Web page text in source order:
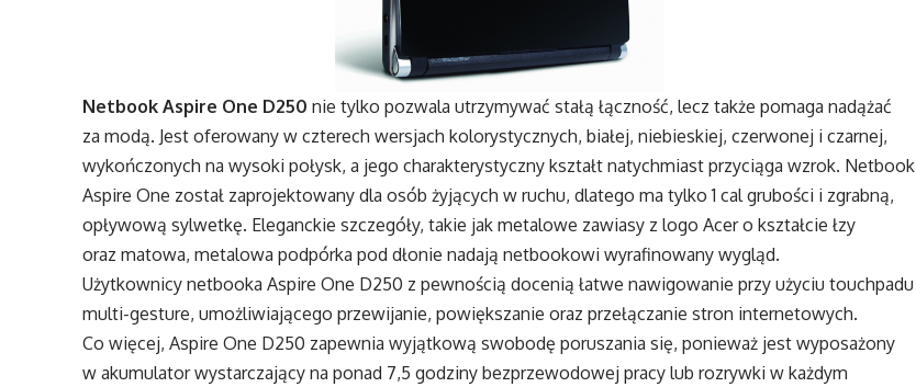
Netbook Aspire One D250 nie tylko pozwala utrzymywać stałą łączność, lecz także pomaga nadążać
za modą. Jest oferowany w czterech wersjach kolorystycznych, białej, niebieskiej, czerwonej i czarnej,
wykończonych na wysoki połysk, a jego charakterystyczny kształt natychmiast przyciąga wzrok. Netbook
Aspire One został zaprojektowany dla osób żyjących w ruchu, dlatego ma tylko 1 cal grubości i zgrabną,
opływową sylwetkę. Eleganckie szczegóły, takie jak metalowe zawiasy z logo Acer o kształcie łzy
oraz matowa, metalowa podpórka pod dłonie nadają netbookowi wyrafinowany wygląd.
Użytkownicy netbooka Aspire One D250 z pewnością docenią łatwe nawigowanie przy użyciu touchpadu
multi-gesture, umożliwiającego przewijanie, powiększanie oraz przełączanie stron internetowych.
Co więcej, Aspire One D250 zapewnia wyjątkową swobodę poruszania się, ponieważ jest wyposażony
w akumulator wystarczający na ponad 7,5 godziny bezprzewodowej pracy lub rozrywki w każdym